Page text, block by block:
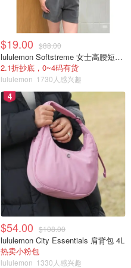
$19.00 $88.00
lululemon Softstreme 女士高腰短裤 10cm
2.1折抄底，0~4码有货
lululemon 1730人感兴趣
4
$54.00 $108.00
lululemon City Essentials 肩背包 4L
热卖小粉包
lululemon 1330人感兴趣